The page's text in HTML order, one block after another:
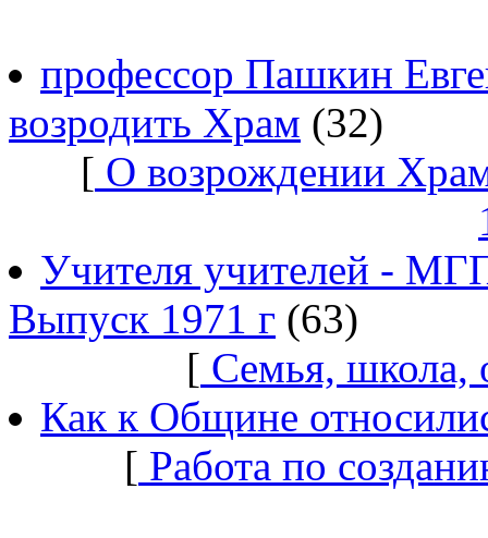
профессор Пашкин
возродить Храм (32)
[ О возрождении
Учителя учителей -
Выпуск 1971 г (63)
[ Семья, школа,
Как к Общине
[ Работа по